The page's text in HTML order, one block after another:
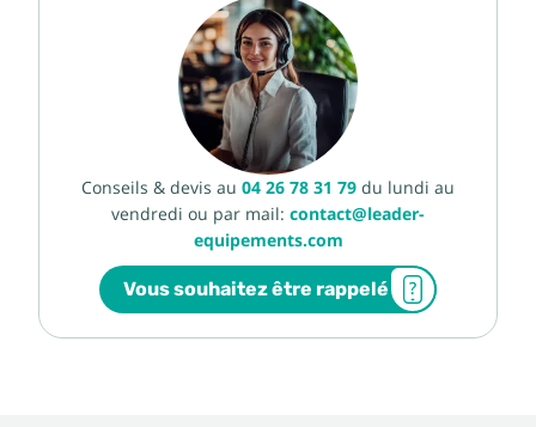
Conseils & devis au 04 26 78 31 79 du lundi au
vendredi ou par mail: contact@leader-
equipements.com
Vous souhaitez être rappelé